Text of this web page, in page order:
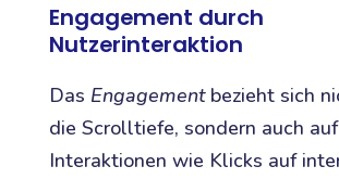
Engagement durch
Nutzerinteraktion
Das Engagementbezieht sich
die Scrolltiefe, sondern auch
Interaktionen wie Klicks auf